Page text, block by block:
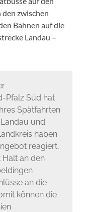
den zwischen
Bahnen auf die
Landau –
Pfalz Süd hat
Spätfahrten
und
haben
reagiert,
Halt an den
an die
können die